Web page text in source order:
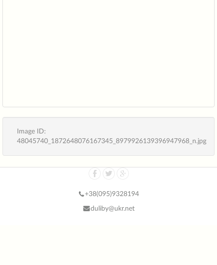
Image ID:
48045740_1872648076167345_8979926139396947968_n.jpg
+38(095)9328194
duliby@ukr.net